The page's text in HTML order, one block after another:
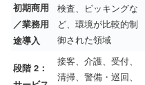
初期商用
／業務用
途導入
検査、ピッキングな
ど、環境が比較的制
御された領域
段階 2：
接客、介護、受付、
清掃、警備・巡回、